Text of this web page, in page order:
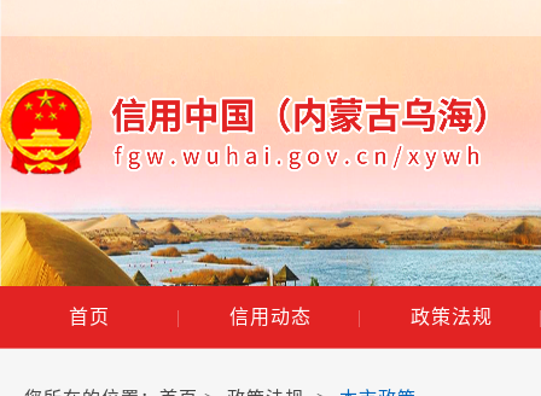
首页 | 信用动态 | 政策法规